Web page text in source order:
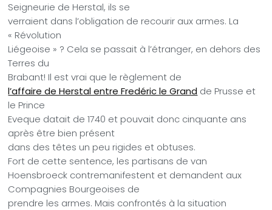
Seigneurie de Herstal, ils se
verraient dans l’obligation de recourir aux armes. La
« Révolution
Liégeoise » ? Cela se passait à l’étranger, en dehors des
Terres du
Brabant! Il est vrai que le règlement de
l’affaire de Herstal entre Fredéric le Grand de Prusse et
le Prince
Eveque datait de 1740 et pouvait donc cinquante ans
après être bien présent
dans des têtes un peu rigides et obtuses.
Fort de cette sentence, les partisans de van
Hoensbroeck contremanifestent et demandent aux
Compagnies Bourgeoises de
prendre les armes. Mais confrontés à la situation